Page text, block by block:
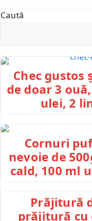
Caută
Chec gustos
de doar 3
ulei, 2
Cornuri
nevoie de
cald, 100 ml
Prăjitură
prăjitură cu